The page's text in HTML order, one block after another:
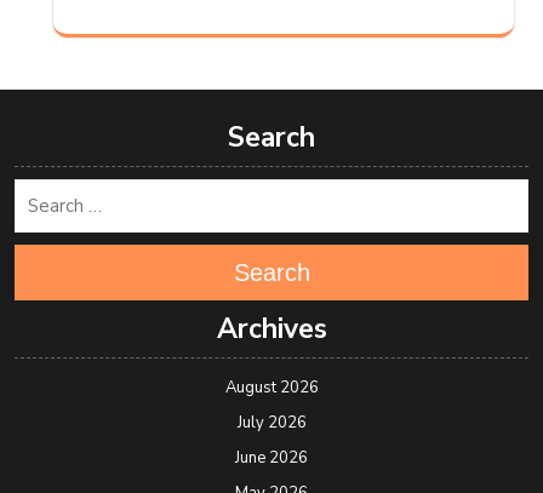
Search
Search
Archives
August 2026
July 2026
June 2026